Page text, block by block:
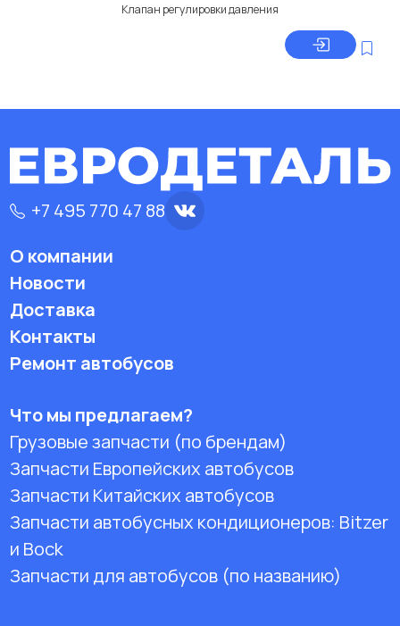
Клапан регулировки давления
+7 495 770 47 88
О компании
Новости
Доставка
Контакты
Ремонт автобусов
Что мы предлагаем?
Грузовые запчасти (по брендам)
Запчасти Европейских автобусов
Запчасти Китайских автобусов
Запчасти автобусных кондиционеров: Bitzer
и Bock
Запчасти для автобусов (по названию)